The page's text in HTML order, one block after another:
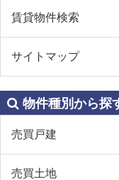
賃貸物件検索
サイトマップ
物件種別から探
売買戸建
売買土地